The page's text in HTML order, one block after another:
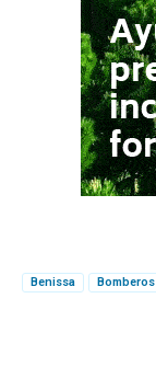
Benissa
Bomberos